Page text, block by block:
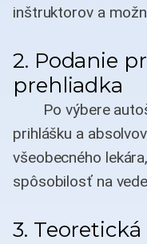
inštruktorov a
2. Podanie
prehliadka
Po výbere
prihlášku a
všeobecného
spôsobilosť na
3.